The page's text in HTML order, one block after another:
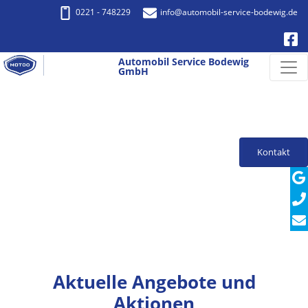
0221 - 748229 info@automobil-service-bodewig.de
Automobil Service Bodewig
GmbH
Aktuelle Angebote und
Kontakt